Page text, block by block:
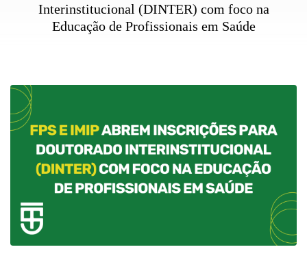
Interinstitucional (DINTER) com foco na
Educação de Profissionais em Saúde